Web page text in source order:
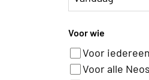
Voor wie
Voor iedereen
Voor alle